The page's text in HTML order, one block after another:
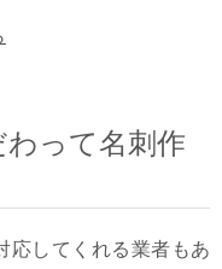
って名刺作
応してくれる業者もあ